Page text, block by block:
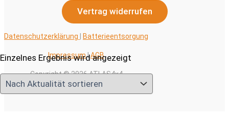
Einzelnes Ergebnis wird angezeigt
Vertrag widerrufen
Datenschutzerklärung Batterieentsorgung
Impressum|AGB
Copyright © 2026 ATLAS4x4